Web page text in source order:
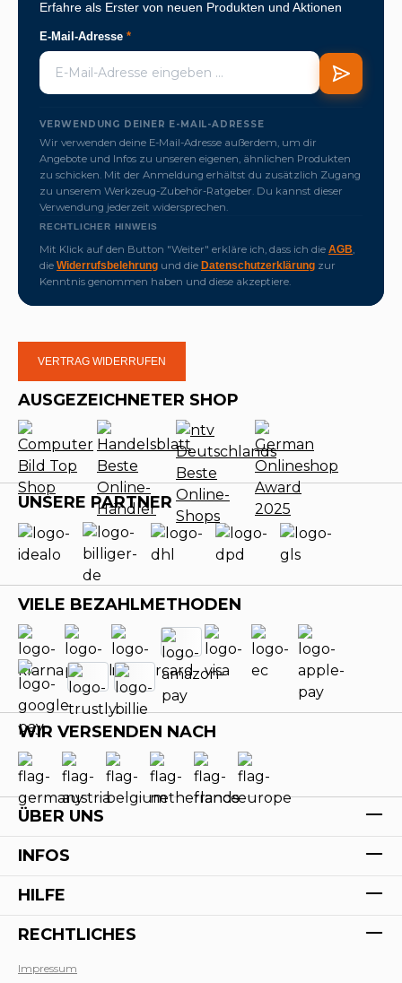
Erfahre als Erster von neuen Produkten und Aktionen
E-Mail-Adresse *
VERWENDUNG DEINER E-MAIL-ADRESSE
Wir verwenden deine E-Mail-Adresse außerdem, um dir
Angebote und Infos zu unseren eigenen, ähnlichen Produkten
zu schicken. Mit der Anmeldung erhältst du zusätzlich Zugang
zu unserem Werkzeug-Zubehör-Ratgeber. Du kannst dieser
Verwendung jederzeit widersprechen.
RECHTLICHER HINWEIS
Mit Klick auf den Button "Weiter" erkläre ich, dass ich die AGB,
die Widerrufsbelehrung und die Datenschutzerklärung zur
Kenntnis genommen haben und diese akzeptiere.
VERTRAG WIDERRUFEN
AUSGEZEICHNETER SHOP
UNSERE PARTNER
VIELE BEZAHLMETHODEN
WIR VERSENDEN NACH
ÜBER UNS
INFOS
HILFE
RECHTLICHES
Impressum